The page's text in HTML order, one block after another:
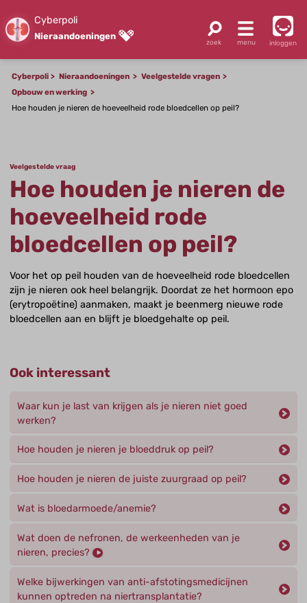
Cyberpoli
Nieraandoeningen
inloggen
Cyberpoli Nieraandoeningen
Veelgestelde vragen
Opbouw en werking
Hoe houden je nieren de hoeveelheid rode bloedcellen op peil?
Veelgestelde vraag
Hoe houden je nieren de
hoeveelheid rode
bloedcellen op peil?
Voor het op peil houden van de hoeveelheid rode bloedcellen
zijn je nieren ook heel belangrijk. Doordat ze het hormoon epo
(erytropoëtine) aanmaken, maakt je beenmerg nieuwe rode
bloedcellen aan en blijft je bloedgehalte op peil.
Ook interessant
Waar kun je last van krijgen als je nieren niet goed
werken?
Hoe houden je nieren je bloeddruk op peil?
Hoe houden je nieren de juiste zuurgraad op peil?
Wat is bloedarmoede/anemie?
Wat doen de nefronen, de werkeenheden van je
nieren, precies?
Welke bijwerkingen van anti-afstotingsmedicijnen
kunnen optreden na niertransplantatie?